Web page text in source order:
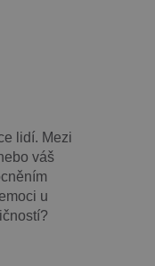
lidí. Mezi
váš
u